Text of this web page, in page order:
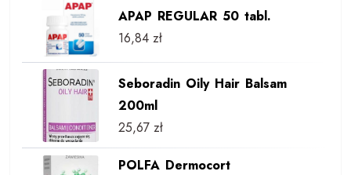
APAP REGULAR 50 tabl.
16,84 zł
Seboradin Oily Hair Balsam
200ml
25,67 zł
POLFA Dermocort